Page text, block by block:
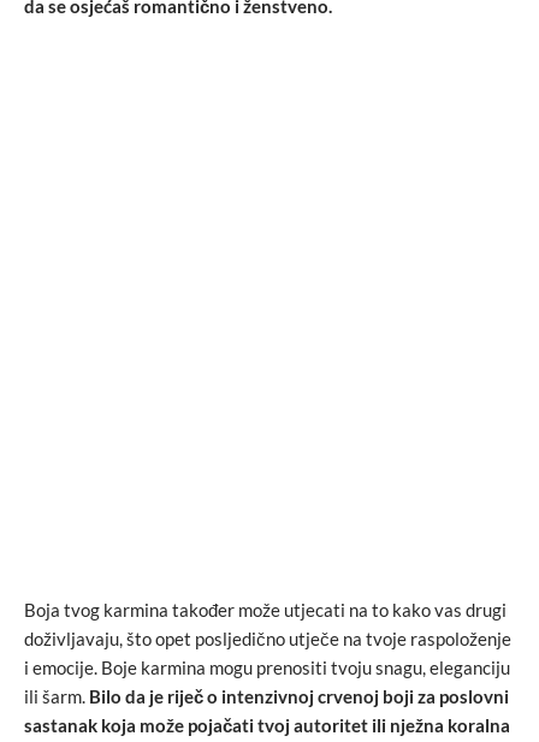
da se osjećaš romantično i ženstveno.
Boja tvog karmina također može utjecati na to kako vas drugi
doživljavaju, što opet posljedično utječe na tvoje raspoloženje
i emocije. Boje karmina mogu prenositi tvoju snagu, eleganciju
ili šarm. Bilo da je riječ o intenzivnoj crvenoj boji za poslovni
sastanak koja može pojačati tvoj autoritet ili nježna koralna